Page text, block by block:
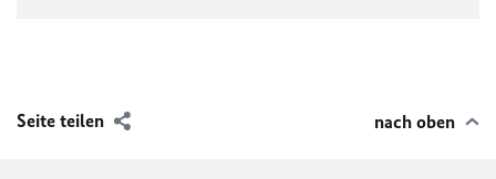
Seite teilen nach oben